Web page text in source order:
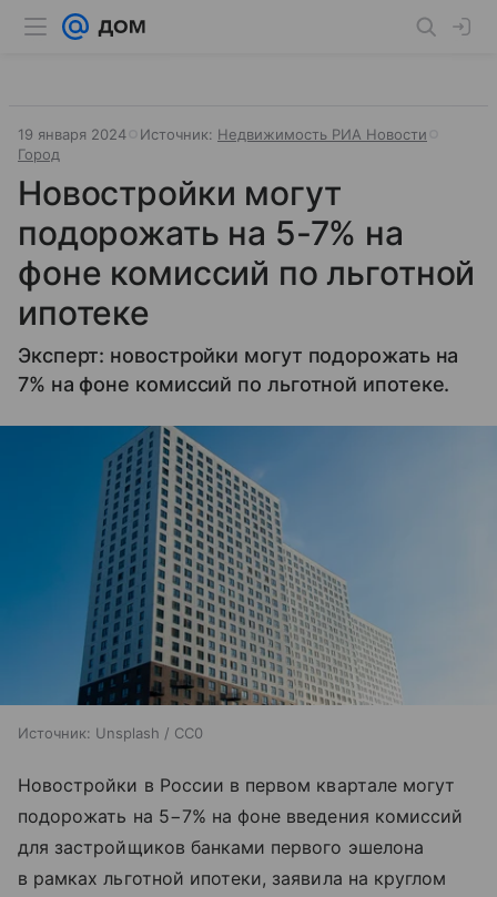
19 января 2024 Источник: Недвижимость РИА Новости
Город
Новостройки могут
подорожать на 5-7% на
фоне комиссий по льготной
ипотеке
Эксперт: новостройки могут подорожать на
7% на фоне комиссий по льготной ипотеке.
Источник: Unsplash / CC0
Новостройки в России в первом квартале могут
подорожать на 5−7% на фоне введения комиссий
для застройщиков банками первого эшелона
в рамках льготной ипотеки, заявила на круглом